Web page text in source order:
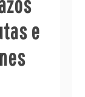
e